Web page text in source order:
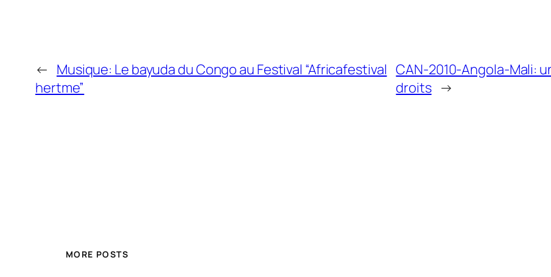
← Musique: Le bayuda du Congo au Festival “Africafestival
hertme”
CAN-2010-Angola-Mali:
droits →
MORE POSTS